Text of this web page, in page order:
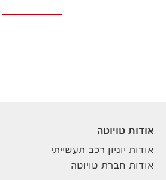
אודות טויוטה
אודות יוניון רכב תעשייתי
אודות חברת טויוטה